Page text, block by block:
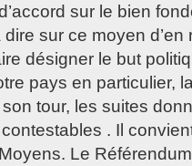
sur le bien
sur ce moyen d’en
désigner le but
pays en particulier,
son tour, les suites
. Il
Le